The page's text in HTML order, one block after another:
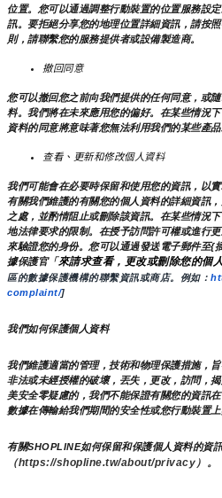
位置。您可以通過調整行動裝置的位置服務設
訊。要拒絕分享您的地理位置詳細資訊，請按
則，請聯繫您的服務提供者或設備製造商。
撤回同意
您可以撤回您之前向我們提供的任何同意，或
料。我們將在未來應用您的偏好。在某些情況
資料的同意將意味著您無法利用我們的某些產品
查看、更新和修改個人資料
我們可能會在必要時保留和使用您的資訊，以
有關我們維護的有關您的個人資料的詳細資訊
之處，並酌情阻止或刪除該資訊。在某些情況
地法律要求的限制。在授予訪問許可權或進行
來驗證您的身份。您可以通過發送電子郵件至{
據保護官「來請求查看，更改或刪除您的個
區的數據保護機構的聯繫資訊或商店。例如：
complaint/]
我們如何保護個人資料
我們維護適當的管理，技術和物理保護措施，
非法或未經授權的破壞，丟失，更改，訪問，
美安全零疑慮的，我們不能保證有關您的資訊
數據在傳輸給我們期間的安全性或您行動裝置上
有關SHOPLINE如何保留和保護個人資料的資
（https://shopline.tw/about/privacy）。